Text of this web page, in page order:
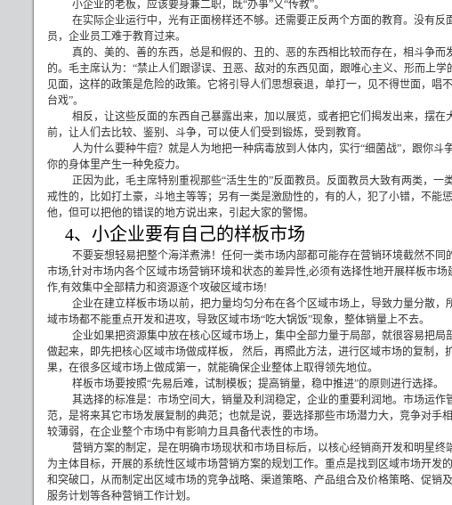
小企业的老板，应该要身兼二职，既“办事”又“传教”。
在实际企业运行中，光有正面榜样还不够。还需要正反两个方面的教育。没有反
员，企业员工难于教育过来。
真的、美的、善的东西，总是和假的、丑的、恶的东西相比较而存在，相斗争而
的。毛主席认为：“禁止人们跟谬误、丑恶、敌对的东西见面，跟唯心主义、形而上学
见面，这样的政策是危险的政策。它将引导人们思想衰退，单打一，见不得世面，唱
台戏”。
相反，让这些反面的东西自己暴露出来，加以展览，或者把它们揭发出来，摆在
前，让人们去比较、鉴别、斗争，可以使人们受到锻炼，受到教育。
人为什么要种牛痘？就是人为地把一种病毒放到人体内，实行“细菌战”，跟你斗
你的身体里产生一种免疫力。
正因为此， 毛主席特别重视那些“活生生的”反面教员。反面教员大致有两类，一
戒性的，比如打土豪，斗地主等等；另有一类是激励性的，有的人，犯了小错，不能
他，但可以把他的错误的地方说出来，引起大家的警惕。
4、小企业要有自己的样板市场
不要妄想轻易把整个海洋煮沸！任何一类市场内部都可能存在营销环境截然不同
市场,针对市场内各个区域市场营销环境和状态的差异性,必须有选择性地开展样板市场
作,有效集中全部精力和资源逐个攻破区域市场!
企业在建立样板市场以前，把力量均匀分布在各个区域市场上，导致力量分散，
域市场都不能重点开发和进攻，导致区域市场“吃大锅饭”现象，整体销量上不去。
企业如果把资源集中放在核心区域市场上，集中全部力量于局部，就很容易把局
做起来，即先把核心区域市场做成样板，
然后，再照此方法，进行区域市场的复制，
果，在很多区域市场上做成第一，就能确保企业整体上取得领先地位。
样板市场要按照“先易后难，试制模板；提高销量，稳中推进”的原则进行选择。
其选择的标准是：市场空间大，销量及利润稳定，企业的重要利润地。市场运作
范，是将来其它市场发展复制的典范；也就是说，要选择那些市场潜力大，竞争对手
较薄弱，在企业整个市场中有影响力且具备代表性的市场。
营销方案的制定，是在明确市场现状和市场目标后，以核心经销商开发和明星终
为主体目标，开展的系统性区域市场营销方案的规划工作。重点是找到区域市场开发
和突破口，从而制定出区域市场的竞争战略、渠道策略、产品组合及价格策略、促销
服务计划等各种营销工作计划。